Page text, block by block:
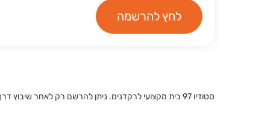
לחץ להרשמה
סטודיו 97 בית מקצועי לרקדנים. ניתן להרשם רק לאחר שיבוץ דרך נינאל